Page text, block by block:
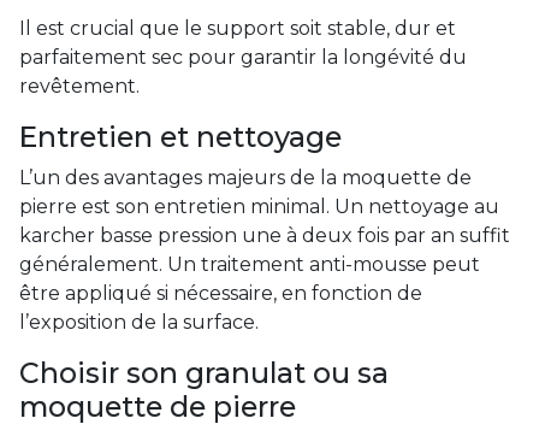
Il est crucial que le support soit stable, dur et
parfaitement sec pour garantir la longévité du
revêtement.
Entretien et nettoyage
L’un des avantages majeurs de la moquette de
pierre est son entretien minimal. Un nettoyage au
karcher basse pression une à deux fois par an suffit
généralement. Un traitement anti-mousse peut
être appliqué si nécessaire, en fonction de
l’exposition de la surface.
Choisir son granulat ou sa
moquette de pierre